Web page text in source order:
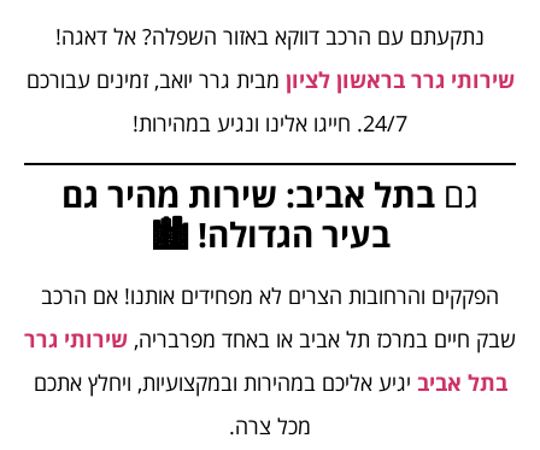
נתקעתם עם הרכב דווקא באזור השפלה? אל דאגה!
שירותי גרר בראשון לציון מבית גרר יואב, זמינים עבורכם
24/7. חייגו אלינו ונגיע במהירות!
גם בתל אביב: שירות מהיר גם
בעיר הגדולה! 🏙️
הפקקים והרחובות הצרים לא מפחידים אותנו! אם הרכב
שבק חיים במרכז תל אביב או באחד מפרבריה, שירותי גרר
בתל אביב יגיע אליכם במהירות ובמקצועיות, ויחלץ אתכם
מכל צרה.